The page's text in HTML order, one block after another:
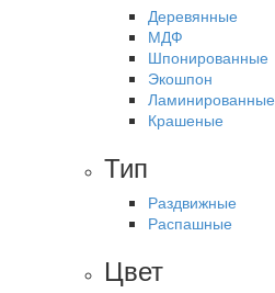
Деревянные
МДФ
Шпонированные
Экошпон
Ламинированные
Крашеные
Тип
Раздвижные
Распашные
Цвет